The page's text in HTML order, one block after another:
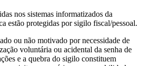
nos sistemas informatizados da
estão protegidas por sigilo fiscal/pessoal.
ou não motivado por necessidade de
voluntária ou acidental da senha de
e a quebra do sigilo constituem